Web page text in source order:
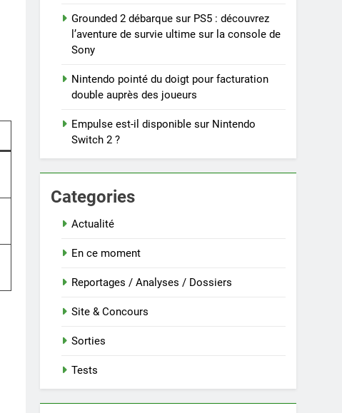
Grounded 2 débarque sur PS5 : découvrez
l’aventure de survie ultime sur la console de
Sony
Nintendo pointé du doigt pour facturation
double auprès des joueurs
Empulse est-il disponible sur Nintendo
Switch 2 ?
Categories
Actualité
En ce moment
Reportages / Analyses / Dossiers
Site & Concours
Sorties
Tests